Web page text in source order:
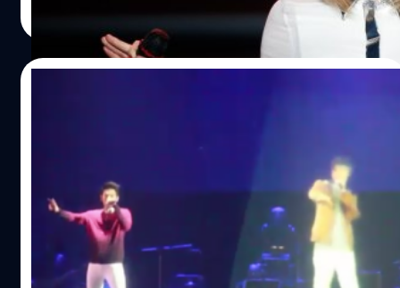
เมื่อวันที่ 2 พฤศจิกายนที่ผ่านมา มีคอนเสิร์ตใหญ่ "คิดถึง D2B
LIVE Concert 2014" เป็นการรวมตัวอีกครั้งของบอยแบนด์ชื่อ
ดังแห่งยุค 90 และงานนี้ทาง RS ได้เซอร์ไพรส์แฟนเพลงนับ
หมื่นด้วยการพา "บิ๊ก D2B" สมาชิกของวงผู้ล่วงลับไปแล้วกลับ
ขึ้นมาแสดงสดบนเวทีอีกครั้ง
Anurat Klikrom | 4295 days ago